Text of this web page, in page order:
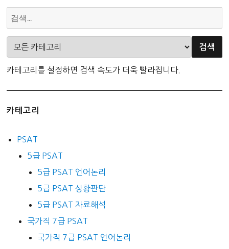
카테고리를 설정하면 검색 속도가 더욱 빨라집니다.
카테고리
PSAT
5급 PSAT
5급 PSAT 언어논리
5급 PSAT 상황판단
5급 PSAT 자료해석
국가직 7급 PSAT
국가직 7급 PSAT 언어논리